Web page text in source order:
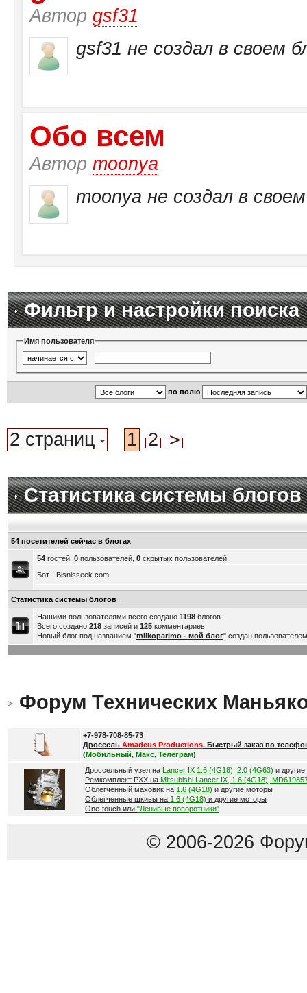
Автор gsf31
gsf31 не создал в своем
Обо всем
Автор moonya
moonya не создал в
Фильтр и настройки поиска
Имя пользователя
по полю
2 страниц 1 2 >
Статистика системы блогов
54 посетителей сейчас в блогах
54гостей, 0пользователей, 0скрытых пользователей
Бот - Bisnisseek.com
Статистика системы блогов
Нашими пользователями всего создано 1198блогов.
Всего создано 218записей и 125комментариев.
Новый блог под названием "milkoparimo - мой блог" создан
Форум Технических
+7-978-708-85-73
Дроссель Amadeus Productions. Быстрый заказ по
(Мобильный, Макс, Телеграм)
Дроссельный узел на Lancer IX 1.6 (4G18), 2.0 (4G63) и
Ремкомплект РХХ на Mitsubishi Lancer IX, 1.6 (4G18),
Облегченный маховик на 1.6 (4G18) и другие моторы
Облегченные шкивы на 1.6 (4G18) и другие моторы
One-touch или "Ленивые поворотники"
© 2006-2026